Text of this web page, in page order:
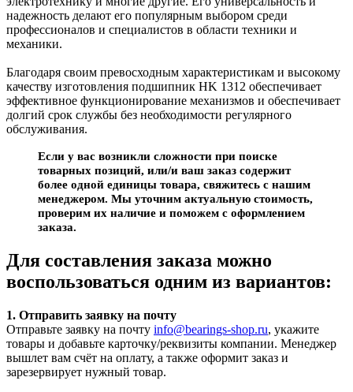
надежность делают его популярным выбором среди
профессионалов и специалистов в области техники и
механики.
Благодаря своим превосходным характеристикам и высокому
качеству изготовления подшипник HK 1312 обеспечивает
эффективное функционирование механизмов и обеспечивает
долгий срок службы без необходимости регулярного
обслуживания.
Если у вас возникли сложности при поиске
товарных позиций, или/и ваш заказ содержит
более одной единицы товара, свяжитесь с нашим
менеджером. Мы уточним актуальную стоимость,
проверим их наличие и поможем с оформлением
заказа.
Для составления заказа можно
воспользоваться одним из вариантов:
1. Отправить заявку на почту
Отправьте заявку на почту info@bearings-shop.ru, укажите
товары и добавьте карточку/реквизиты компании. Менеджер
вышлет вам счёт на оплату, а также оформит заказ и
зарезервирует нужный товар.